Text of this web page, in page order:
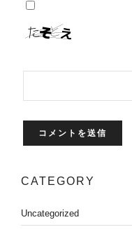
CATEGORY
Uncategorized